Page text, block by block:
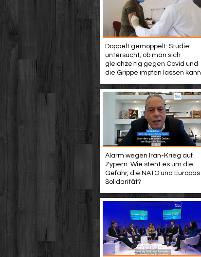
Doppelt gemoppelt: Studie
untersucht, ob man sich
gleichzeitig gegen Covid und
die Grippe impfen lassen kann
Alarm wegen Iran-Krieg auf
Zypern: Wie steht es um die
Gefahr, die NATO und Europas
Solidarität?